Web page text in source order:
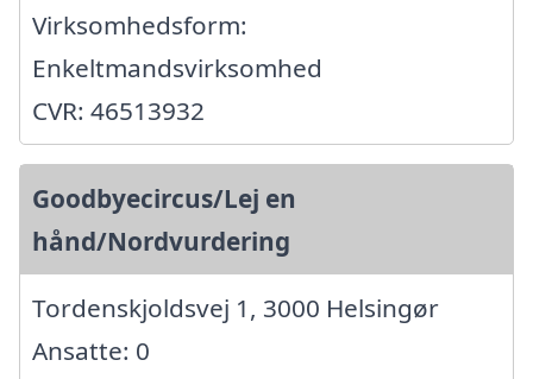
Virksomhedsform:
Enkeltmandsvirksomhed
CVR: 46513932
Goodbyecircus/Lej en
hånd/Nordvurdering
Tordenskjoldsvej 1, 3000 Helsingør
Ansatte: 0